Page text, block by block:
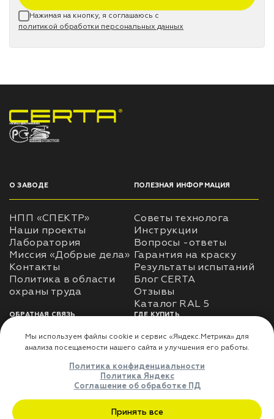
Нажимая на кнопку, я соглашаюсь с
политикой обработки персональных данных
НПП «СПЕКТР» ЗАВОД ЛАКОКРАСОЧНЫХ МАТЕРИАЛОВ
О ЗАВОДЕ
НПП «СПЕКТР»
Наши проекты
Лаборатория
Миссия «Добрые дела»
Контакты
Политика в области
ПОЛЕЗНАЯ ИНФОРМАЦИЯ
Советы технолога
Инструкции
Вопросы -ответы
Гарантия на краску
Результаты испытаний
Блог CERTA
Отзывы
Каталог RAL 5
ОБРАТНАЯ СВЯЗЬ
Использование
использования личных
Оферта
ГДЕ КУПИТЬ
Доставка
Где купить
ДЛЯ ПАРТНЁРОВ